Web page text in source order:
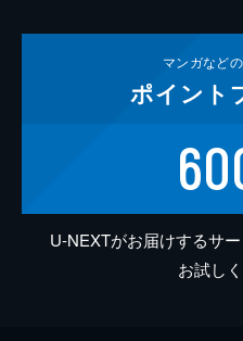
マンガなどの
ポイント
U-NEXTがお届けするサ
お試しく